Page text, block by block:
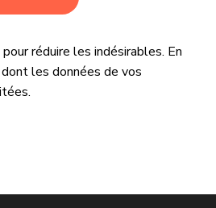
réduire les indésirables. En
les données de vos
.